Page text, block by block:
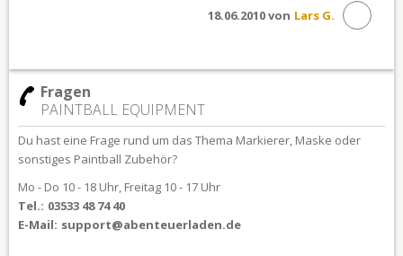
Lars G.
18.06.2010 von
Fragen
PAINTBALL EQUIPMENT
Du hast eine Frage rund um das Thema Markierer, Maske oder
sonstiges Paintball Zubehör?
Mo - Do 10 - 18 Uhr, Freitag 10 - 17 Uhr
Tel.: 03533 48 74 40
E-Mail: support@abenteuerladen.de